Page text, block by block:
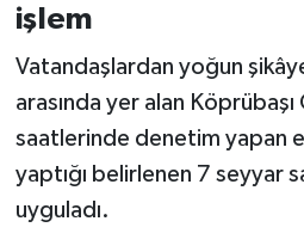
işlem
Vatandaşlardan yoğun
arasında yer alan
saatlerinde denetim yapan
yaptığı belirlenen 7 seyyar
uyguladı.